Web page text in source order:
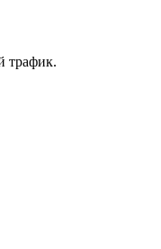
трафик.